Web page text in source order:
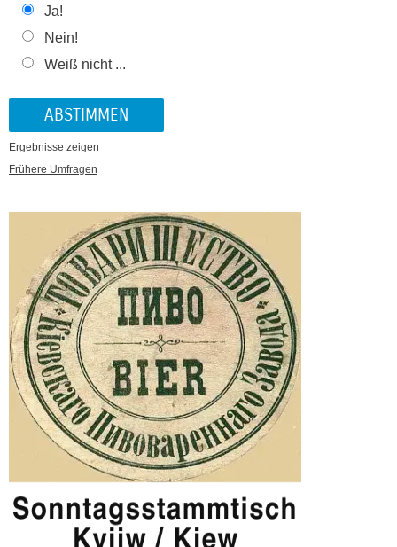
Ja!
Nein!
Weiß nicht ...
Ergebnisse zeigen
Frühere Umfragen